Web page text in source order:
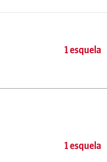
1 esquela
1 esquela